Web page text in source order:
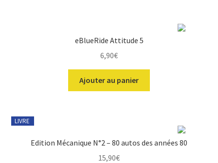
eBlueRide Attitude 5
6,90€
Ajouter au panier
LIVRE
Edition Mécanique N°2 – 80 autos des années 80
15,90€